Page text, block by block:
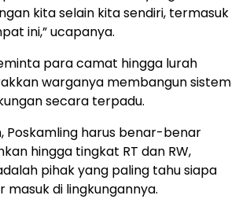
kita selain kita sendiri, termasuk
ini,” ucapanya.
para camat hingga lurah
warganya membangun sistem
secara terpadu.
Poskamling harus benar-benar
hingga tingkat RT dan RW,
pihak yang paling tahu siapa
masuk di lingkungannya.